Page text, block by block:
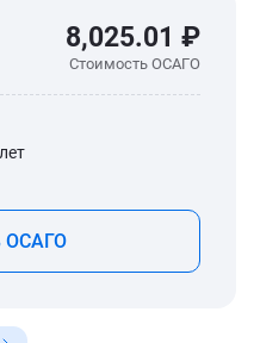
8,025.01 ₽
Стоимость ОСАГО
ОСАГО